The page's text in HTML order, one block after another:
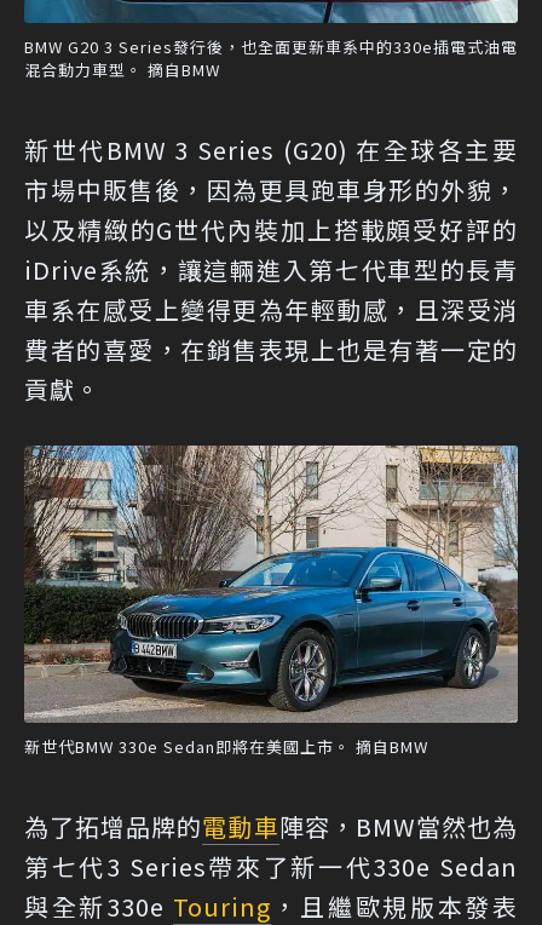
BMW G20 3 Series發行後，也全面更新車系中的330e插電式油電
混合動力車型。 摘自BMW
新世代BMW 3 Series (G20) 在全球各主要
市場中販售後，因為更具跑車身形的外貌，
以及精緻的G世代內裝加上搭載頗受好評的
iDrive系統，讓這輛進入第七代車型的長青
車系在感受上變得更為年輕動感，且深受消
費者的喜愛，在銷售表現上也是有著一定的
貢獻。
新世代BMW 330e Sedan即將在美國上市。 摘自BMW
為了拓增品牌的電動車陣容，BMW當然也為
第七代3 Series帶來了新一代330e Sedan
與全新330e Touring ，且繼歐規版本發表